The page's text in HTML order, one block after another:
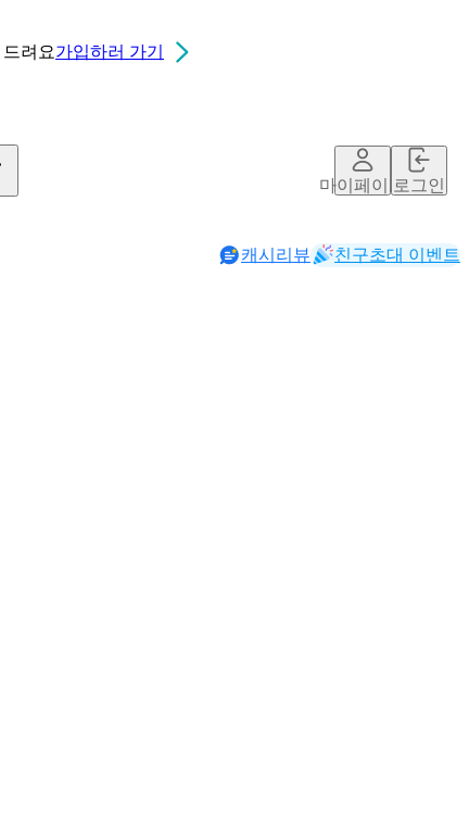
드려요가입하러 가기
마이페이지로그인
캐시리뷰 친구초대 이벤트